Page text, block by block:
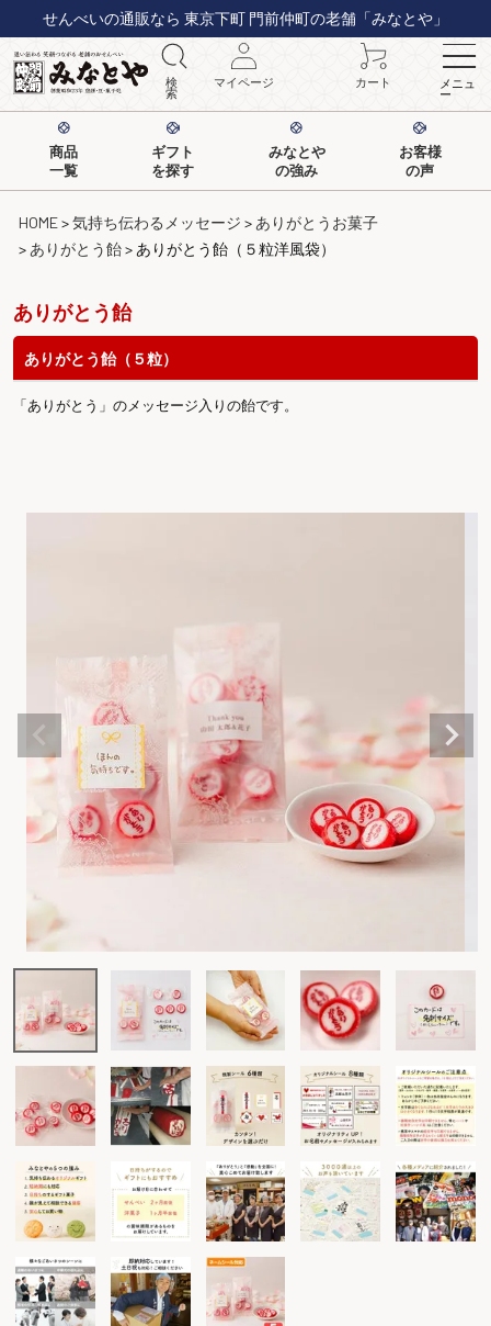
せんべいの通販なら 東京下町 門前仲町の老舗「みなとや」
検
索
マイページ カート メニュ
ー
商品
一覧
ギフト
を探す
みなとや
の強み
お客様
の声
HOME 気持ち伝わるメッセージ
ありがとうお菓子
ありがとう飴
ありがとう飴（５粒洋風袋）
ありがとう飴
ありがとう飴（５粒）
「ありがとう」のメッセージ入りの飴です。